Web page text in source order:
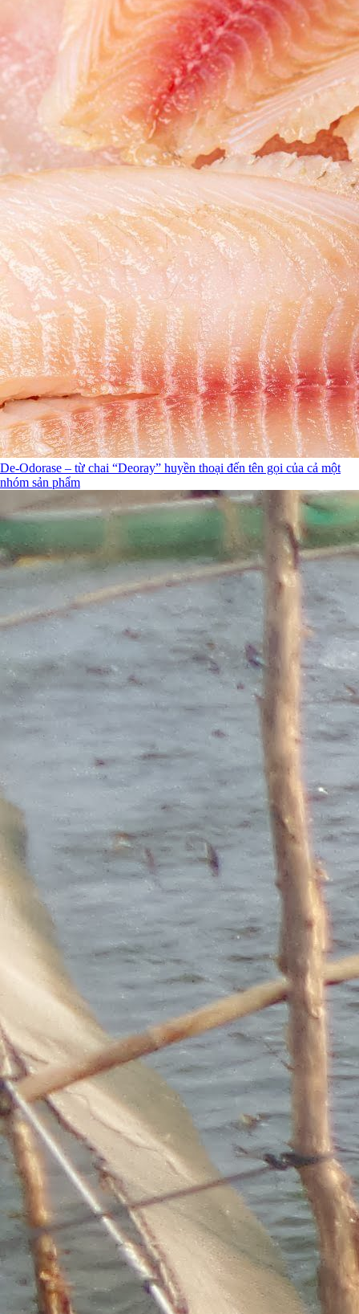
De-Odorase – từ chai “Deoray” huyền thoại đến tên gọi của cả một
nhóm sản phẩm